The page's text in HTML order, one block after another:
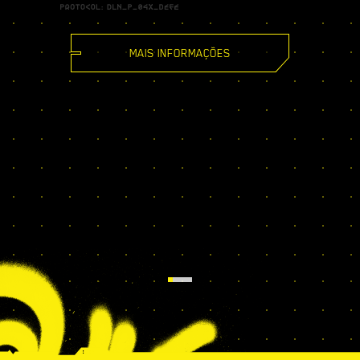
MAIS INFORMAÇÕES